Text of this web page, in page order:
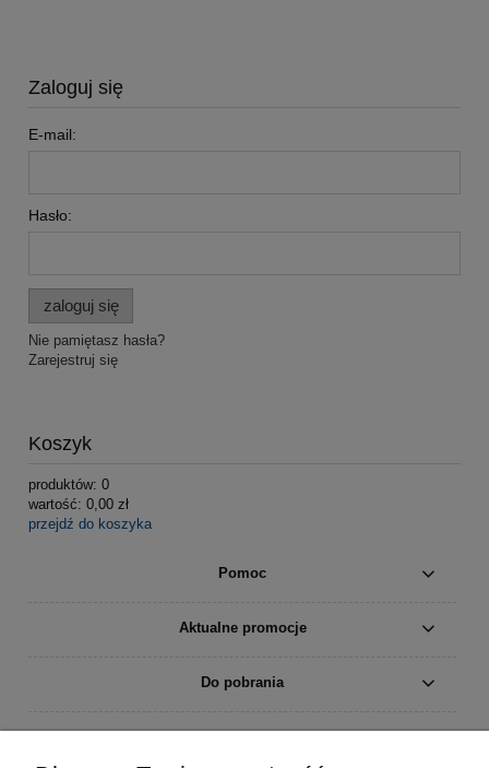
Zaloguj się
E-mail:
Hasło:
zaloguj się
Nie pamiętasz hasła?
Zarejestruj się
Koszyk
produktów: 0
wartość: 0,00 zł
przejdź do koszyka
Pomoc
Aktualne promocje
Do pobrania